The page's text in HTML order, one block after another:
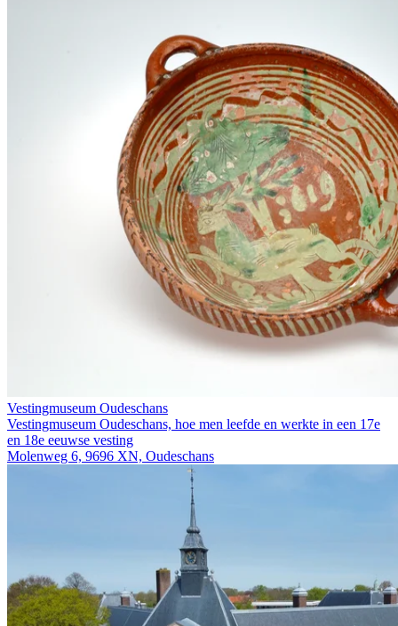
Vestingmuseum Oudeschans
Vestingmuseum Oudeschans, hoe men leefde en werkte in een 17e
en 18e eeuwse vesting
Molenweg 6, 9696 XN, Oudeschans